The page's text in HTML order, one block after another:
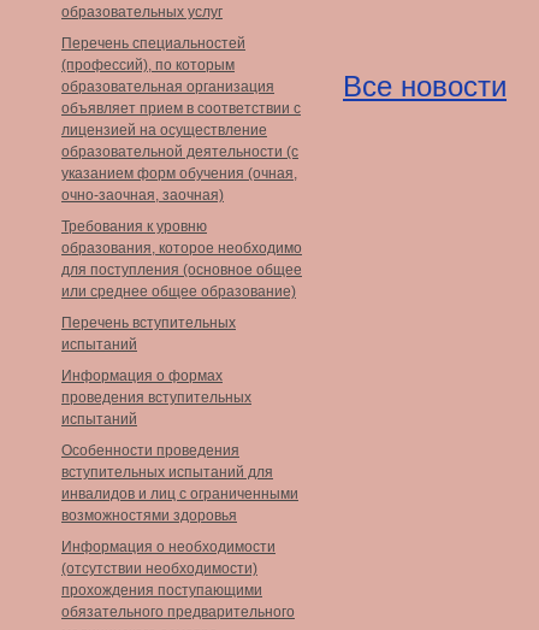
образовательных услуг
Перечень специальностей
(профессий), по которым
образовательная организация
объявляет прием в соответствии с
лицензией на осуществление
образовательной деятельности (с
указанием форм обучения (очная,
очно-заочная, заочная)
Требования к уровню
образования, которое необходимо
для поступления (основное общее
или среднее общее образование)
Перечень вступительных
испытаний
Информация о формах
проведения вступительных
испытаний
Особенности проведения
вступительных испытаний для
инвалидов и лиц с ограниченными
возможностями здоровья
Информация о необходимости
(отсутствии необходимости)
прохождения поступающими
обязательного предварительного
Все новости